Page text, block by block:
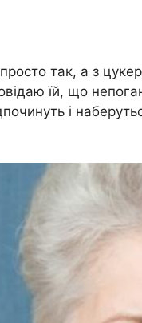
так, а з
їй, що
і